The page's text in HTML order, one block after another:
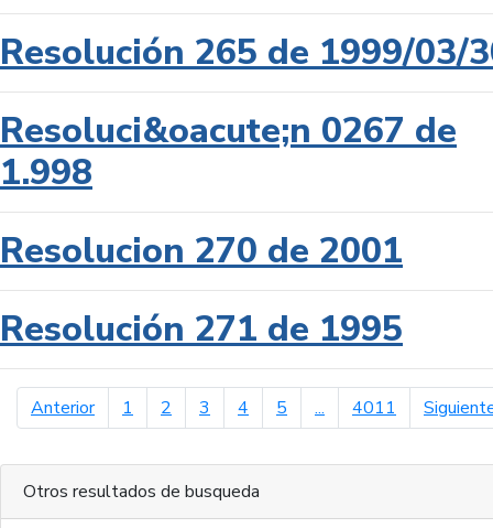
Resolución 265 de 1999/03/
Resoluci&oacute;n 0267 de
1.998
Resolucion 270 de 2001
Resolución 271 de 1995
Anteriorpágina anterior
1 2 3 4 5 ... 4011
Otros resultados de busqueda